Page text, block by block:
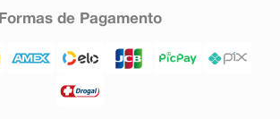
Formas de Pagamento